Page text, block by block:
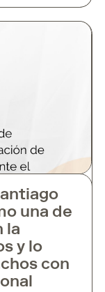
una de
la
y lo
con